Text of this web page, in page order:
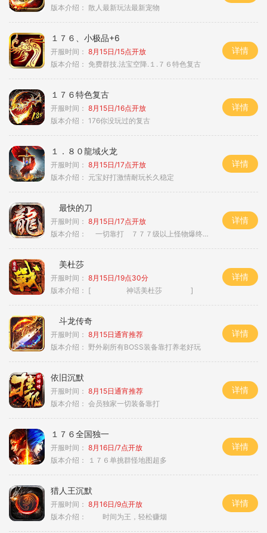
版本介绍： 散人最新玩法最新宠物
１７６、小极品+6
开服时间： 8月15日/15点开放
版本介绍： 免费群技.法宝空降.１.７６特色复古
详情
１７６特色复古
开服时间： 8月15日/16点开放
版本介绍： 176你没玩过的复古
详情
１．８０龍域火龙
开服时间： 8月15日/17点开放
版本介绍： 元宝好打激情耐玩长久稳定
详情
最快的刀
开服时间： 8月15日/17点开放
版本介绍：
一切靠打 ７７７级以上怪物爆终极
详情
美杜莎
开服时间： 8月15日/19点30分
版本介绍： [ 神话美杜莎 ]
详情
斗龙传奇
开服时间： 8月15日通宵推荐
版本介绍： 野外刷所有BOSS装备靠打养老好玩
详情
依旧沉默
开服时间： 8月15日通宵推荐
版本介绍： 会员独家一切装备靠打
详情
１７６全国独一
开服时间： 8月16日/7点开放
版本介绍：
１７６单挑群怪地图超多
详情
猎人王沉默
开服时间： 8月16日/9点开放
版本介绍：
时间为王，轻松赚烟
详情